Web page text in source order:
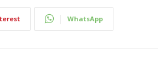
WhatsApp